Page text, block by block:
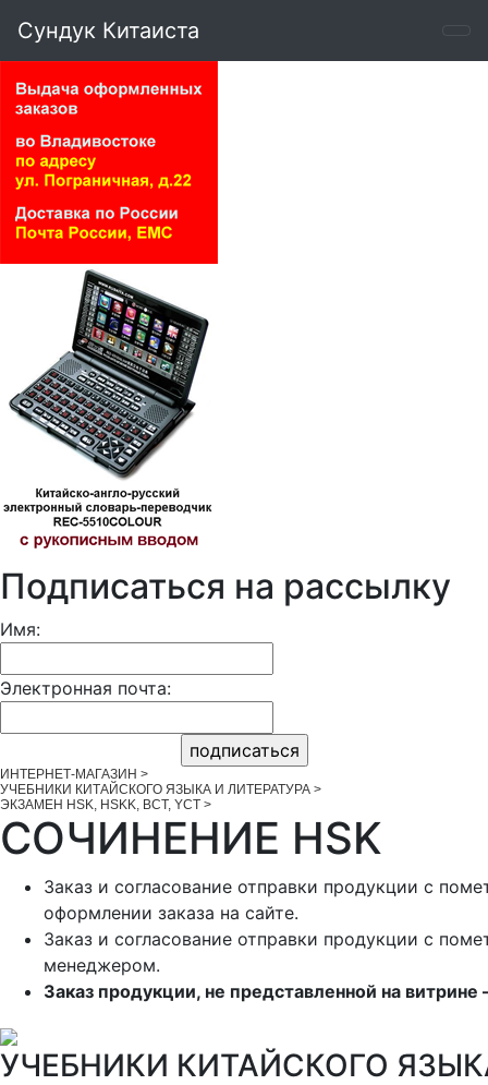
Сундук Китаиста
Подписаться на рассылку
Имя:
Электронная почта:
ИНТЕРНЕТ-МАГАЗИН >
УЧЕБНИКИ КИТАЙСКОГО ЯЗЫКА И ЛИТЕРАТУРА >
ЭКЗАМЕН HSK, HSKK, BCT, YCT >
СОЧИНЕНИЕ HSK
Заказ и согласование отправки продукции с
оформлении заказа на сайте.
Заказ и согласование отправки продукции с
менеджером.
Заказ продукции, не представленной на витрине
УЧЕБНИКИ КИТАЙСКОГО